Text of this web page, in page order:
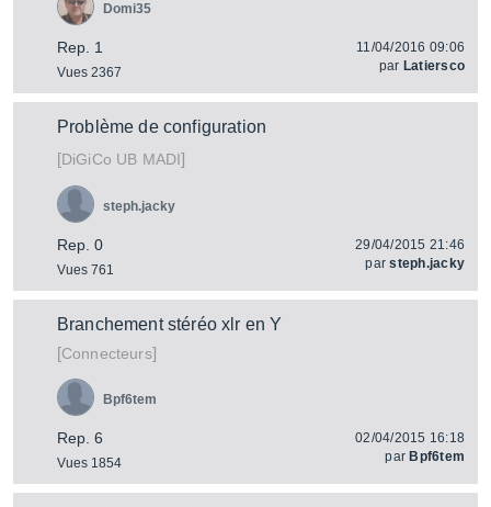
Rep. 1
Vues 2367
Domi35
11/04/2016 09:06
par Latiersco
Problème de configuration
[DiGiCo UB MADI]
Rep. 0
Vues 761
steph.jacky
29/04/2015 21:46
parsteph.jacky
Branchement stéréo xlr en Y
[Connecteurs]
Rep. 6
Vues 1854
Bpf6tem
02/04/2015 16:18
par Bpf6tem